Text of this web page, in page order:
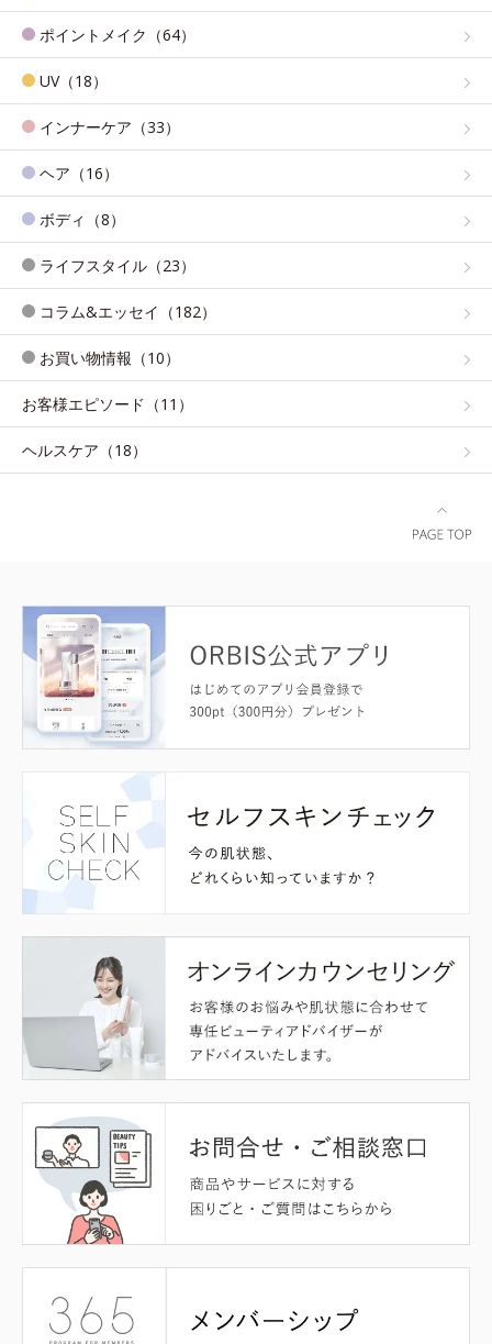
ポイントメイク（64）
UV（18）
インナーケア（33）
ヘア（16）
ボディ（8）
ライフスタイル（23）
コラム&エッセイ（182）
お買い物情報（10）
お客様エピソード（11）
ヘルスケア（18）